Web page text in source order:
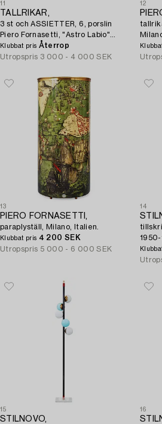
11
TALLRIKAR,
3 st och ASSIETTER, 6, porslin
Piero Fornasetti, "Astro Labio"
Milano, Italien.
Klubbat pris Återrop
Utropspris 3 000 - 4 000 SEK
12
13
PIERO FORNASETTI,
paraplyställ, Milano, Italien.
Klubbat pris 4 200 SEK
Utropspris 5 000 - 6 000 SEK
14
1950-
15
STILNOVO,
16